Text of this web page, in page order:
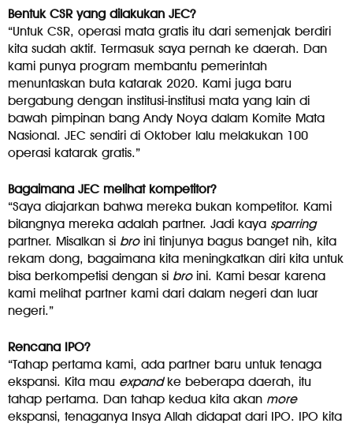
Bentuk CSR yang dilakukan JEC?
“Untuk CSR, operasi mata gratis itu dari semenjak berdiri
kita sudah aktif. Termasuk saya pernah ke daerah. Dan
kami punya program membantu pemerintah
menuntaskan buta katarak 2020. Kami juga baru
bergabung dengan institusi-institusi mata yang lain di
bawah pimpinan bang Andy Noya dalam Komite Mata
Nasional. JEC sendiri di Oktober lalu melakukan 100
operasi katarak gratis.”
Bagaimana JEC melihat kompetitor?
“Saya diajarkan bahwa mereka bukan kompetitor. Kami
bilangnya mereka adalah partner. Jadi kaya sparring
partner. Misalkan si broini tinjunya bagus banget nih, kita
rekam dong, bagaimana kita meningkatkan diri kita untuk
bisa berkompetisi dengan si broini. Kami besar karena
kami melihat partner kami dari dalam negeri dan luar
negeri.”
Rencana IPO?
“Tahap pertama kami, ada partner baru untuk tenaga
ekspansi. Kita mau expandke beberapa daerah, itu
tahap pertama. Dan tahap kedua kita akan more
ekspansi, tenaganya Insya Allah didapat dari IPO. IPO kita